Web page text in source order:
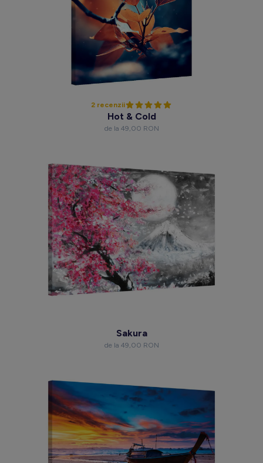
2 recenzii
Hot & Cold
de la 49,00 RON
Sakura
de la 49,00 RON